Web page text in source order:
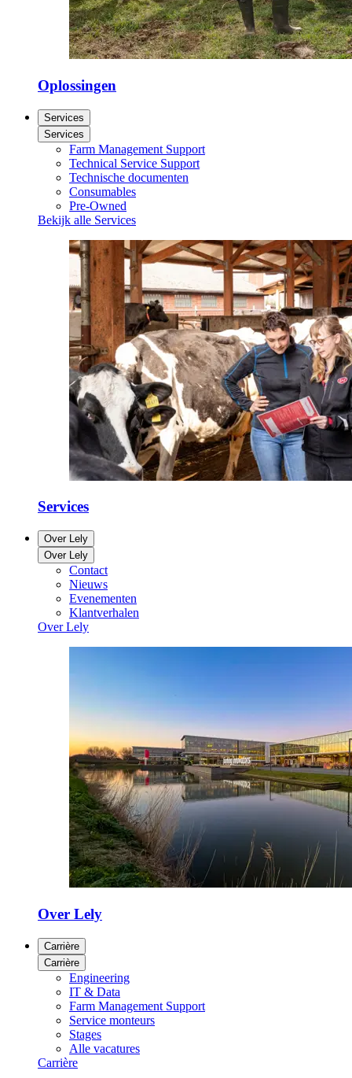
Oplossingen
Services
Services
Farm Management Support
Technical Service Support
Technische documenten
Consumables
Pre-Owned
Bekijk alle Services
Services
Over Lely
Over Lely
Contact
Nieuws
Evenementen
Klantverhalen
Over Lely
Over Lely
Carrière
Carrière
Engineering
IT & Data
Farm Management Support
Service monteurs
Stages
Alle vacatures
Carrière